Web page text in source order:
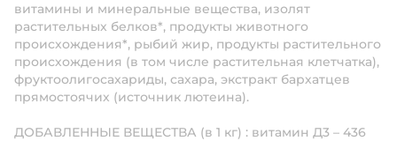
витамины и минеральные вещества, изолят
растительных белков*, продукты животного
происхождения*, рыбий жир, продукты растительного
происхождения (в том числе растительная клетчатка),
фруктоолигосахариды, сахара, экстракт бархатцев
прямостоячих (источник лютеина).
ДОБАВЛЕННЫЕ ВЕЩЕСТВА (в 1 кг) : витамин Д3 – 436